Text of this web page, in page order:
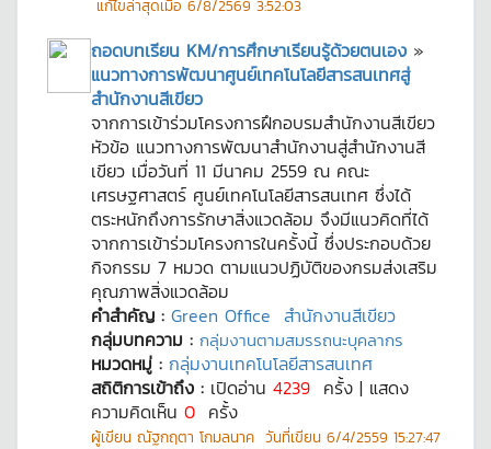
แก้ไขล่าสุดเมื่อ 6/8/2569 3:52:03
ถอดบทเรียน KM/การศึกษาเรียนรู้ด้วยตนเอง »
แนวทางการพัฒนาศูนย์เทคโนโลยีสารสนเทศสู่
สำนักงานสีเขียว
จากการเข้าร่วมโครงการฝึกอบรมสำนักงานสีเขียว
หัวข้อ แนวทางการพัฒนาสำนักงานสู่สำนักงานสี
เขียว เมื่อวันที่ 11 มีนาคม 2559 ณ คณะ
เศรษฐศาสตร์ ศูนย์เทคโนโลยีสารสนเทศ ซึ่งได้
ตระหนักถึงการรักษาสิ่งแวดล้อม จึงมีแนวคิดที่ได้
จากการเข้าร่วมโครงการในครั้งนี้ ซึ่งประกอบด้วย
กิจกรรม 7 หมวด ตามแนวปฏิบัติของกรมส่งเสริม
คุณภาพสิ่งแวดล้อม
คำสำคัญ : Green Office สำนักงานสีเขียว
กลุ่มบทความ : กลุ่มงานตามสมรรถนะบุคลากร
หมวดหมู่ : กลุ่มงานเทคโนโลยีสารสนเทศ
สถิติการเข้าถึง : เปิดอ่าน 4239 ครั้ง | แสดง
ความคิดเห็น 0 ครั้ง
ผู้เขียน ณัฐกฤตา โกมลนาค วันที่เขียน 6/4/2559 15:27:47